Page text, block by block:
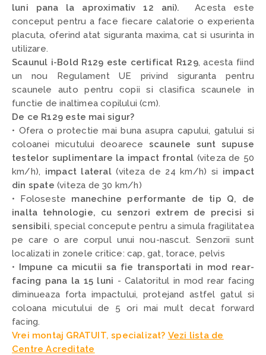
luni pana la aproximativ 12 ani).Acesta este
conceput pentru a face fiecare calatorie o experienta
placuta, oferind atat siguranta maxima, cat si usurinta in
utilizare.
Scaunul i-Bold R129 este certificat R129, acesta fiind
un nou Regulament UE privind siguranta pentru
scaunele auto pentru copii si clasifica scaunele in
functie de inaltimea copilului (cm).
De ce R129 este mai sigur?
• Ofera o protectie mai buna asupra capului, gatului si
coloanei micutului deoarece scaunele sunt supuse
testelor suplimentare la impact frontal (viteza de 50
km/h), impact lateral(viteza de 24 km/h) si impact
din spate (viteza de 30 km/h)
• Foloseste manechine performante de tip Q, de
inalta tehnologie, cu senzori extrem de precisi si
sensibili, special concepute pentru a simula fragilitatea
pe care o are corpul unui nou-nascut. Senzorii sunt
localizati in zonele critice: cap, gat, torace, pelvis
• Impune ca micutii sa fie transportati in mod rear-
facing pana la 15 luni - Calatoritul in mod rear facing
diminueaza forta impactului, protejand astfel gatul si
coloana micutului de 5 ori mai mult decat forward
facing.
Vrei montaj GRATUIT, specializat? Vezi lista de
Centre Acreditate